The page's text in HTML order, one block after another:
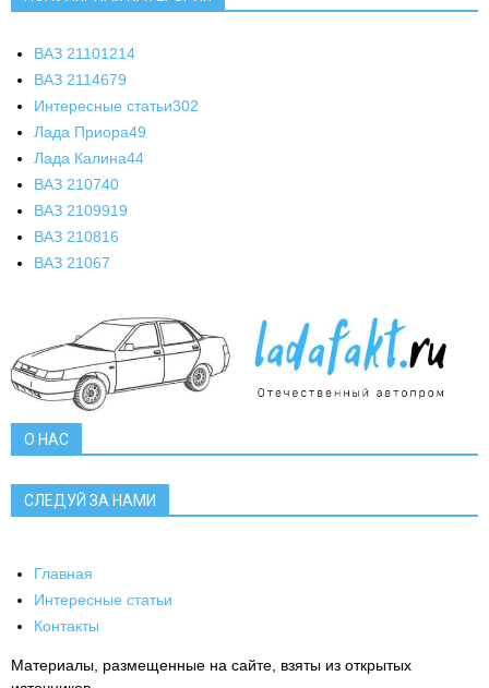
ВАЗ 21101214
ВАЗ 2114679
Интересные статьи302
Лада Приора49
Лада Калина44
ВАЗ 210740
ВАЗ 2109919
ВАЗ 210816
ВАЗ 21067
О НАС
СЛЕДУЙ ЗА НАМИ
Главная
Интересные статьи
Контакты
Материалы, размещенные на сайте, взяты из открытых